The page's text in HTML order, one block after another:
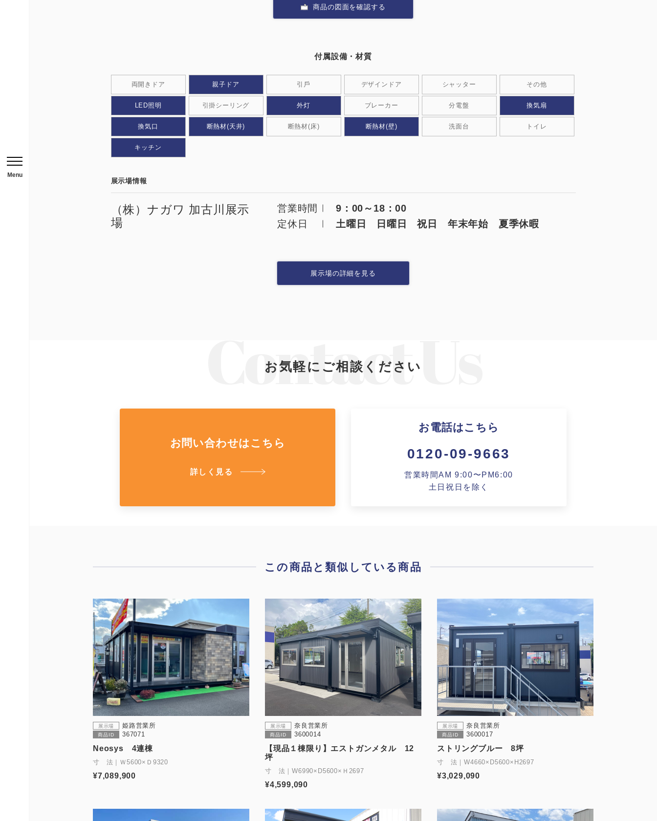
メニューを開閉する
Menu
営業時間AM 9:00〜PM6:00
土日祝日を除く
用途から探す
勉強部屋・子供部屋
休憩室・喫煙室
製品特長と納入までの流れ
防災倉庫
ナガワについて知る
会社概要
よくあるご質問
その他
ナガワひまわり財団
商品の図面を確認する
付属設備・材質
両開きドア 親⼦ドア 引⼾ デザインドア シャッター その他
LED照明 引掛シーリング 外灯 ブレーカー 分電盤 換気扇
換気⼝ 断熱材(天井) 断熱材(床) 断熱材(壁) 洗⾯台 トイレ
キッチン
展示場情報
（株）ナガワ 加古川展示
場
営業時間
9：00～18：00
定休日
土曜日 日曜日 祝日 年末年始 夏季休暇
展示場の詳細を見る
お気軽にご相談ください
お問い合わせはこちら
詳しく見る
お電話はこちら
0120-09-9663
営業時間AM 9:00〜PM6:00
土日祝日を除く
この商品と類似している商品
展示場 姫路営業所
商品ID 367071
Neosys 4連棟
寸 法｜Ｗ5600×Ｄ9320
¥7,089,900
展示場 奈良営業所
商品ID 3600014
【現品１棟限り】エストガンメタル 12
坪
寸 法｜W6990×D5600×Ｈ2697
¥4,599,090
展示場 奈良営業所
商品ID 3600017
ストリングブルー 8坪
寸 法｜W4660×D5600×H2697
¥3,029,090